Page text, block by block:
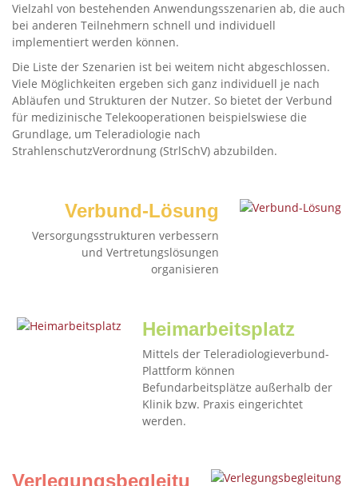
Vielzahl von bestehenden Anwendungsszenarien ab, die auch
bei anderen Teilnehmern schnell und individuell
implementiert werden können.
Die Liste der Szenarien ist bei weitem nicht abgeschlossen.
Viele Möglichkeiten ergeben sich ganz individuell je nach
Abläufen und Strukturen der Nutzer. So bietet der Verbund
für medizinische Telekooperationen beispielswiese die
Grundlage, um Teleradiologie nach
StrahlenschutzVerordnung (StrlSchV) abzubilden.
Verbund-Lösung
Versorgungsstrukturen verbessern
und Vertretungslösungen
organisieren
Heimarbeitsplatz
Mittels der Teleradiologieverbund-
Plattform können
Befundarbeitsplätze außerhalb der
Klinik bzw. Praxis eingerichtet
werden.
Verlegungsbegleitung